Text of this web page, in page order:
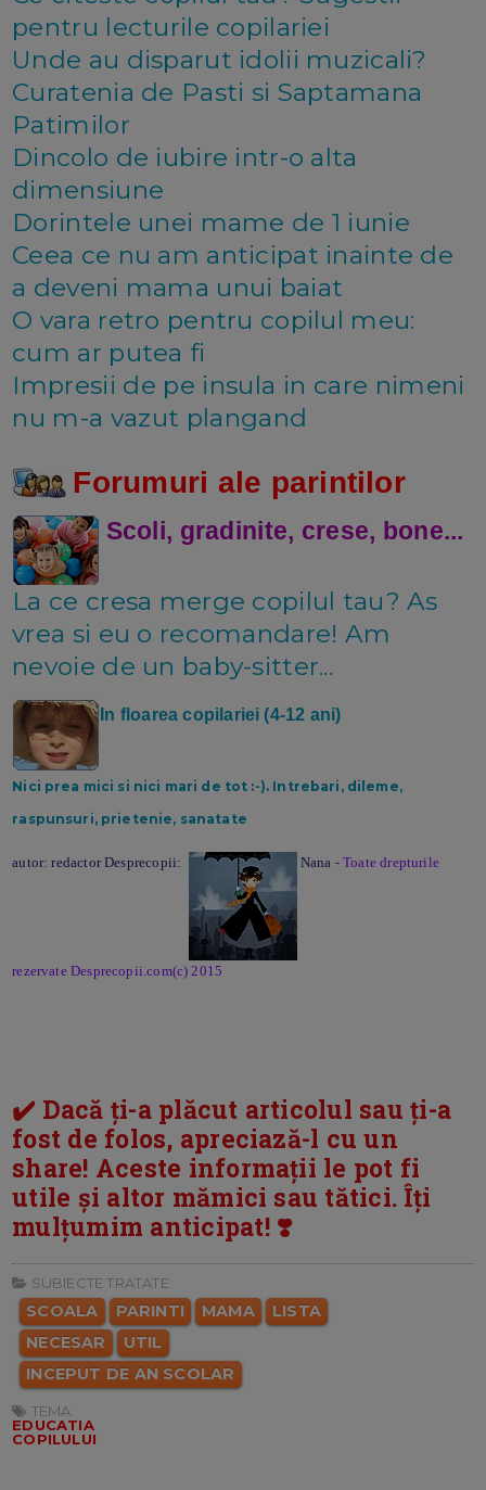
pentru lecturile copilariei
Unde au disparut idolii muzicali?
Curatenia de Pasti si Saptamana
Patimilor
Dincolo de iubire intr-o alta
dimensiune
Dorintele unei mame de 1 iunie
Ceea ce nu am anticipat inainte de
a deveni mama unui baiat
O vara retro pentru copilul meu:
cum ar putea fi
Impresii de pe insula in care nimeni
nu m-a vazut plangand
Forumuri ale parintilor
Scoli, gradinite, crese, bone...
La ce cresa merge copilul tau? As
vrea si eu o recomandare! Am
nevoie de un baby-sitter...
In floarea copilariei (4-12 ani)
Nici prea mici si nici mari de tot :-). Intrebari, dileme,
raspunsuri, prietenie, sanatate
autor: redactor Desprecopii: Nana - Toate drepturile
rezervate Desprecopii.com(c) 2015
✔️ Dacă ți-a plăcut articolul sau ți-a
fost de folos, apreciază-l cu un
share! Aceste informații le pot fi
utile și altor mămici sau tătici. Îți
mulțumim anticipat! ❣️
SUBIECTE TRATATE:
SCOALA PARINTI MAMA
LISTA
NECESAR
UTIL
INCEPUT DE AN SCOLAR
TEMA:
EDUCATIA
COPILULUI